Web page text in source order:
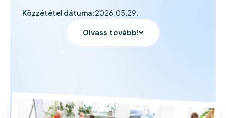
Közzététel dátuma:2026.05.29.
Olvass tovább!